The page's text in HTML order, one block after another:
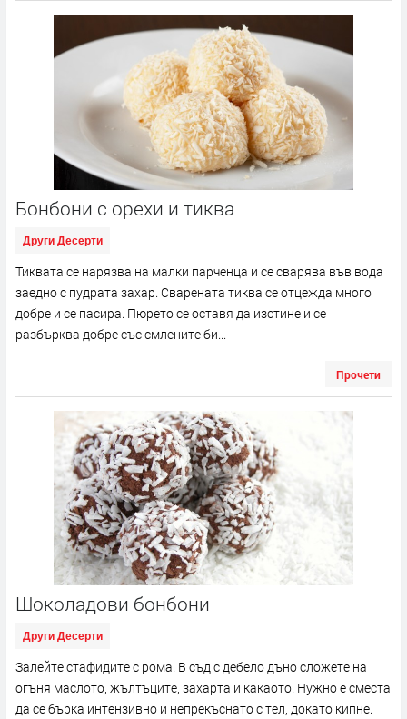
Бонбони с орехи и тиква
Други Десерти
Тиквата се нарязва на малки парченца и се сварява във вода
заедно с пудрата захар. Сварената тиква се отцежда много
добре и се пасира. Пюрето се оставя да изстине и се
разбърква добре със смлените би...
Прочети
Шоколадови бонбони
Други Десерти
Залейте стафидите с рома. В съд с дебело дъно сложете на
огъня маслото, жълтъците, захарта и какаото. Нужно е сместа
да се бърка интензивно и непрекъснато с тел, докато кипне.